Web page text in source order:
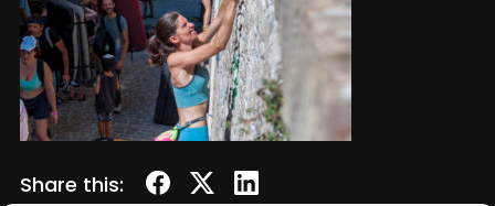
Share this: